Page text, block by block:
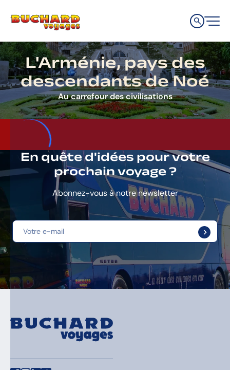
principale
contenu
pied
page
L'Arménie, pays des
descendants de Noé
Au carrefour des civilisations
En quête d'idées pour votre
prochain voyage ?
Abonnez-vous à notre newsletter